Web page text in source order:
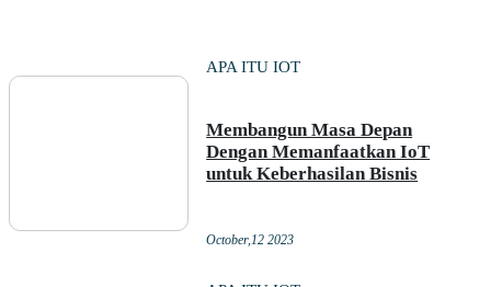
APA ITU IOT
Membangun Masa Depan
Dengan Memanfaatkan IoT
untuk Keberhasilan Bisnis
October,12 2023